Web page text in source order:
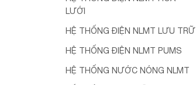
LƯỚI
HỆ THỐNG ĐIỆN NLMT LƯU TRỮ
HỆ THỐNG ĐIỆN NLMT PUMS
HỆ THỐNG NƯỚC NÓNG NLMT